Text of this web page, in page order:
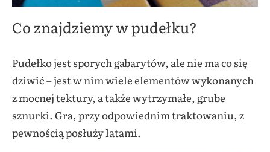
Co znajdziemy w pudełku?
Pudełko jest sporych gabarytów, ale nie ma co się
dziwić – jest w nim wiele elementów wykonanych
z mocnej tektury, a także wytrzymałe, grube
sznurki. Gra, przy odpowiednim traktowaniu, z
pewnością posłuży latami.